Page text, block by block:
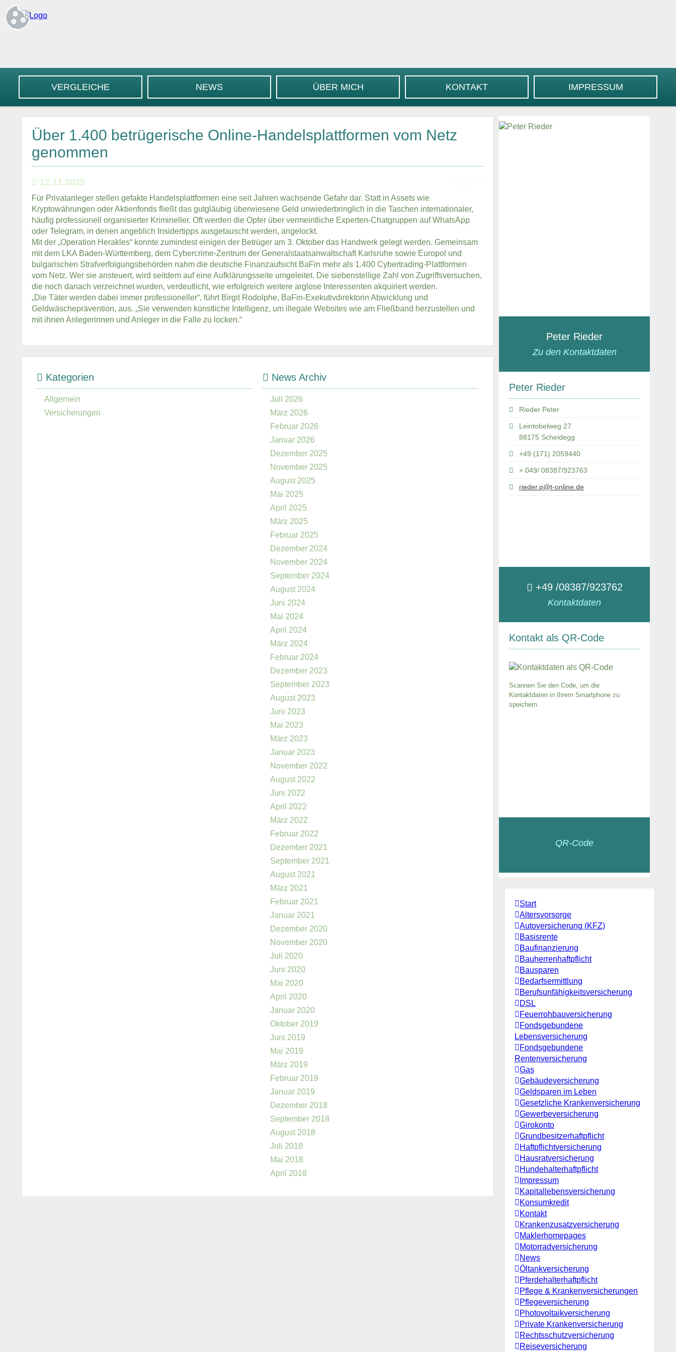
VERGLEICHE NEWS ÜBER MICH KONTAKT IMPRESSUM
Peter Rieder
Zu den Kontaktdaten
Peter Rieder
Rieder Peter
Leintobelweg 27
88175 Scheidegg
+49 (171) 2059440
+ 049/ 08387/923763
rieder.p@t-online.de
+49 /08387/923762
Kontaktdaten
Kontakt als QR-Code
Scannen Sie den Code, um die
Kontaktdaten in Ihrem Smartphone zu
speichern.
QR-Code
Start
Altersvorsorge
Autoversicherung (KFZ)
Basisrente
Baufinanzierung
Bauherrenhaftpflicht
Bausparen
Bedarfsermittlung
Berufs­unfähigkeitsversicherung
DSL
Feuerrohbauversicherung
Fondsgebundene
Lebensversicherung
Fondsgebundene
Rentenversicherung
Gas
Gebäudeversicherung
Geldsparen im Leben
Gesetzliche Krankenversicherung
Gewerbeversicherung
Girokonto
Grundbesitzerhaftpflicht
Haftpflichtversicherung
Hausratversicherung
Hundehalterhaftpflicht
Impressum
Kapitallebensversicherung
Konsumkredit
Kontakt
Krankenzusatzversicherung
Maklerhomepages
Motorradversicherung
News
Öltankversicherung
Pferdehalterhaftpflicht
Pflege & Krankenversicherungen
Pflegeversicherung
Photovoltaikversicherung
Private Krankenversicherung
Rechtsschutzversicherung
Reiseversicherung
Über 1.400 betrügerische Online-Handelsplattformen vom Netz
genommen
12.11.2025
Für Privatanleger stellen gefakte Handelsplattformen eine seit Jahren wachsende Gefahr dar. Statt in Assets wie
Kryptowährungen oder Aktienfonds fließt das gutgläubig überwiesene Geld unwiederbringlich in die Taschen internationaler,
häufig professionell organisierter Krimineller. Oft werden die Opfer über vermeintliche Experten-Chatgruppen auf WhatsApp
oder Telegram, in denen angeblich Insidertipps ausgetauscht werden, angelockt.
Mit der „Operation Herakles“ konnte zumindest einigen der Betrüger am 3. Oktober das Handwerk gelegt werden. Gemeinsam
mit dem LKA Baden-Württemberg, dem Cybercrime-Zentrum der Generalstaatsanwaltschaft Karlsruhe sowie Europol und
bulgarischen Strafverfolgungsbehörden nahm die deutsche Finanzaufsicht BaFin mehr als 1.400 Cybertrading-Plattformen
vom Netz. Wer sie ansteuert, wird seitdem auf eine Aufklärungsseite umgeleitet. Die siebenstellige Zahl von Zugriffsversuchen,
die noch danach verzeichnet wurden, verdeutlicht, wie erfolgreich weitere arglose Interessenten akquiriert werden.
„Die Täter werden dabei immer professioneller“, führt Birgit Rodolphe, BaFin-Exekutivdirektorin Abwicklung und
Geldwäscheprävention, aus. „Sie verwenden künstliche Intelligenz, um illegale Websites wie am Fließband herzustellen und
mit ihnen Anlegerinnen und Anleger in die Falle zu locken.“
Kategorien
Allgemein
Versicherungen
News Archiv
Juli 2026
März 2026
Februar 2026
Januar 2026
Dezember 2025
November 2025
August 2025
Mai 2025
April 2025
März 2025
Februar 2025
Dezember 2024
November 2024
September 2024
August 2024
Juni 2024
Mai 2024
April 2024
März 2024
Februar 2024
Dezember 2023
September 2023
August 2023
Juni 2023
Mai 2023
März 2023
Januar 2023
November 2022
August 2022
Juni 2022
April 2022
März 2022
Februar 2022
Dezember 2021
September 2021
August 2021
März 2021
Februar 2021
Januar 2021
Dezember 2020
November 2020
Juli 2020
Juni 2020
Mai 2020
April 2020
Januar 2020
Oktober 2019
Juni 2019
Mai 2019
März 2019
Februar 2019
Januar 2019
Dezember 2018
September 2018
August 2018
Juli 2018
Mai 2018
April 2018